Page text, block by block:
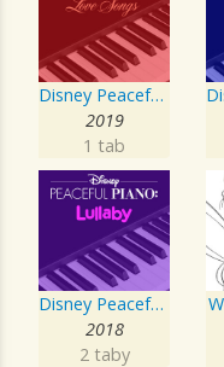
Disney Peaceful Piano: Love Songs
2019
1 tab
Disney Peaceful Piano: Lullaby
2018
2 taby